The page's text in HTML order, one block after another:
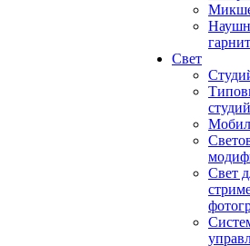
Свет
Свет